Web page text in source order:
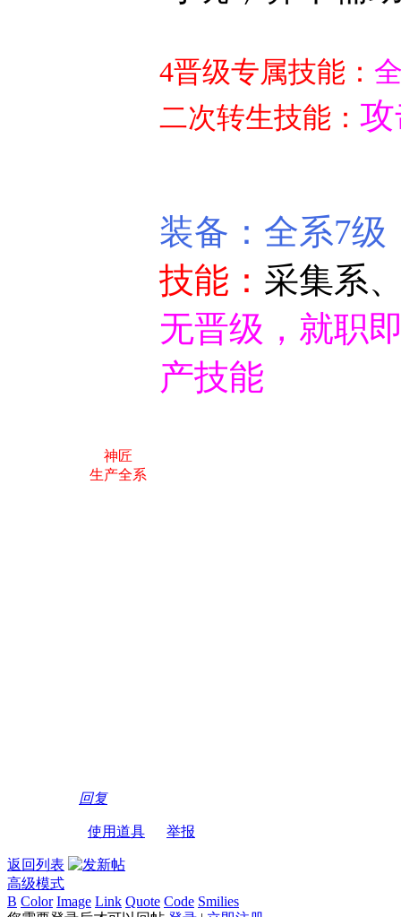
4晋级专属技能：
二次转生技能：
神匠
生产全系
装备：
技能： 采集系
无晋级，就职
回复
使用道具 举报
返回列表
高级模式
B Color Image Link Quote Code Smilies